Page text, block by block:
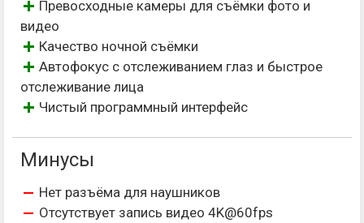
Превосходные камеры для съёмки фото и
видео
Качество ночной съёмки
Автофокус с отслеживанием глаз и быстрое
отслеживание лица
Чистый программный интерфейс
Минусы
Нет разъёма для наушников
Отсутствует запись видео 4K@60fps